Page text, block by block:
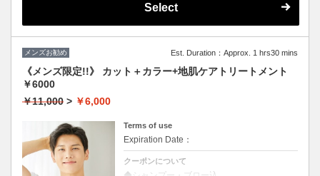
Select
メンズお勧め Est. Duration：Approx. 1 hrs30 mins
《メンズ限定!!》 カット＋カラー+地肌ケアトリートメント
￥6000
￥11,000 > ￥6,000
Terms of use
Expiration Date：
クーポンについて